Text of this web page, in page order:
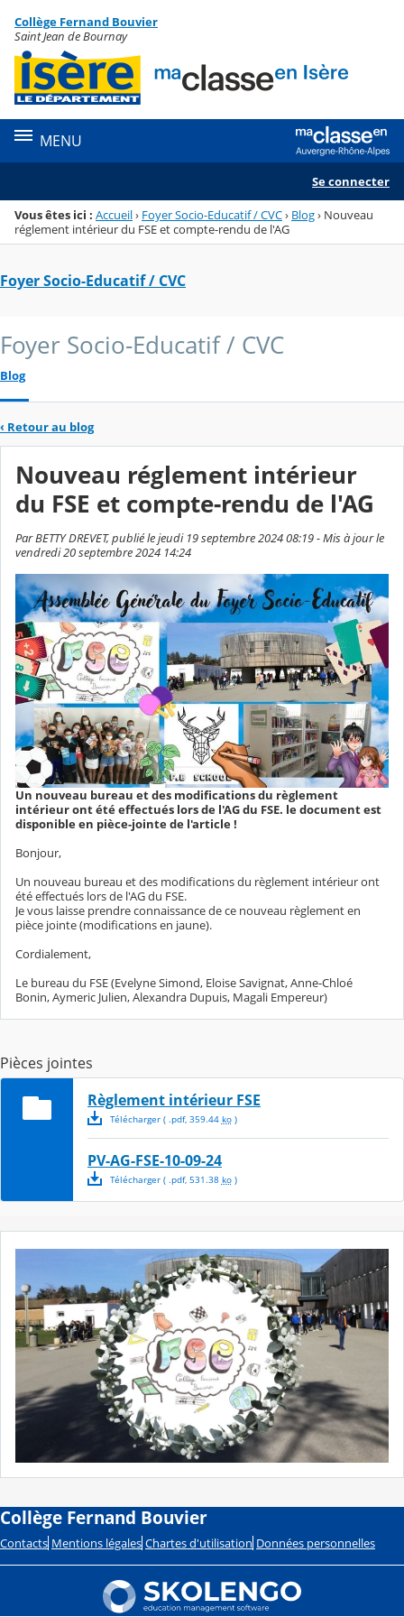
Menu de la rubrique
Contenu
Collège Fernand Bouvier
Saint Jean de Bournay
MENU
Se connecter
Vous êtes ici : Accueil› Foyer Socio-Educatif / CVC› Blog› Nouveau
réglement intérieur du FSE et compte-rendu de l'AG
Foyer Socio-Educatif / CVC
Foyer Socio-Educatif / CVC
Blog
‹ Retour au blog
Nouveau réglement intérieur
du FSE et compte-rendu de l'AG
Par BETTY DREVET, publié le jeudi 19 septembre 2024 08:19 - Mis à jour le
vendredi 20 septembre 2024 14:24
Un nouveau bureau et des modifications du règlement
intérieur ont été effectués lors de l'AG du FSE. le document est
disponible en pièce-jointe de l'article !
Bonjour,
Un nouveau bureau et des modifications du règlement intérieur ont
été effectués lors de l'AG du FSE.
Je vous laisse prendre connaissance de ce nouveau règlement en
pièce jointe (modifications en jaune).
Cordialement,
Le bureau du FSE (Evelyne Simond, Eloise Savignat, Anne-Chloé
Bonin, Aymeric Julien, Alexandra Dupuis, Magali Empereur)
Pièces jointes
Règlement intérieur FSE
Télécharger( .pdf, 359.44 ko)
PV-AG-FSE-10-09-24
Télécharger( .pdf, 531.38 ko)
Collège Fernand Bouvier
Contacts Mentions légales Chartes d'utilisation Données personnelles